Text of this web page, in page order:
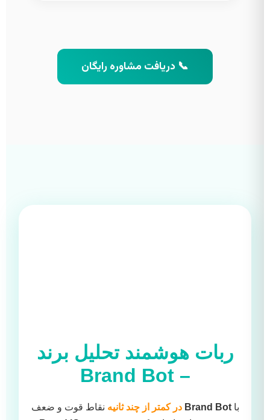
📞 دریافت مشاوره رایگان
ربات هوشمند تحلیل برند
–
Brand Bot
باBrand Bot در کمتر از چند ثانیه نقاط قوت و ضعف